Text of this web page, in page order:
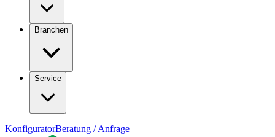
Branchen
Service
KonfiguratorBeratung / Anfrage